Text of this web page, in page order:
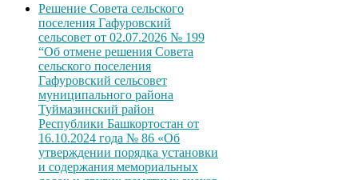
Решение Совета сельского
поселения Гафуровский
сельсовет от 02.07.2026 № 199
“Об отмене решения Совета
сельского поселения
Гафуровский сельсовет
муниципального района
Туймазинский район
Республики Башкортостан от
16.10.2024 года № 86 «Об
утверждении порядка установки
и содержания мемориальных